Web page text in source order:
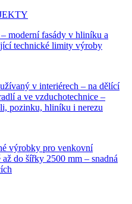
moderní fasády v hliníku a
technické limity výroby
v interiérech – na dělící
a ve vzduchotechnice –
pozinku, hliníku i nerezu
výrobky pro venkovní
do šířky 2500 mm – snadná